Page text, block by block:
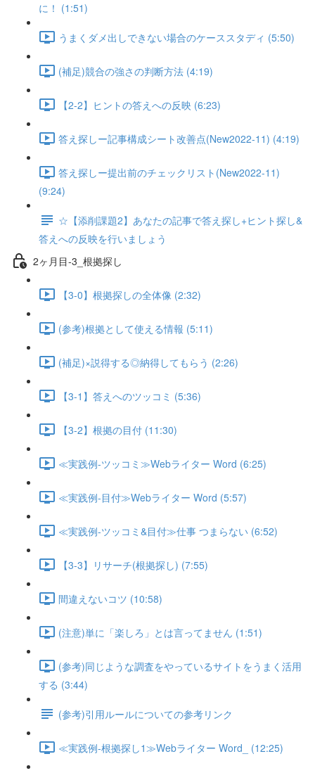
に！ (1:51)
うまくダメ出しできない場合のケーススタディ (5:50)
(補足)競合の強さの判断方法 (4:19)
【2-2】ヒントの答えへの反映 (6:23)
答え探しー記事構成シート改善点(New2022-11) (4:19)
答え探しー提出前のチェックリスト(New2022-11)
(9:24)
☆【添削課題2】あなたの記事で答え探し+ヒント探し&
答えへの反映を行いましょう
2ヶ月目-3_根拠探し
【3-0】根拠探しの全体像 (2:32)
(参考)根拠として使える情報 (5:11)
(補足)×説得する◎納得してもらう (2:26)
【3-1】答えへのツッコミ (5:36)
【3-2】根拠の目付 (11:30)
≪実践例-ツッコミ≫Webライター Word (6:25)
≪実践例-目付≫Webライター Word (5:57)
≪実践例-ツッコミ&目付≫仕事 つまらない (6:52)
【3-3】リサーチ(根拠探し) (7:55)
間違えないコツ (10:58)
(注意)単に「楽しろ」とは言ってません (1:51)
(参考)同じような調査をやっているサイトをうまく活用
する (3:44)
(参考)引用ルールについての参考リンク
≪実践例-根拠探し1≫Webライター Word_ (12:25)